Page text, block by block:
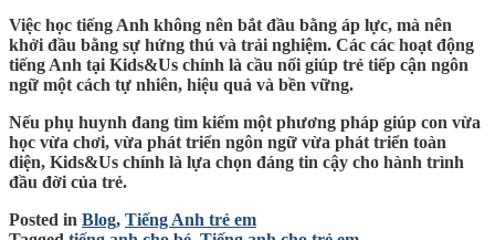
Việc học tiếng Anh không nên bắt đầu bằng áp lực, mà nên
khởi đầu bằng sự hứng thú và trải nghiệm. Các các hoạt động
tiếng Anh tại Kids&Us chính là cầu nối giúp trẻ tiếp cận ngôn
ngữ một cách tự nhiên, hiệu quả và bền vững.
Nếu phụ huynh đang tìm kiếm một phương pháp giúp con vừa
học vừa chơi, vừa phát triển ngôn ngữ vừa phát triển toàn
diện, Kids&Us chính là lựa chọn đáng tin cậy cho hành trình
đầu đời của trẻ.
Posted in Blog, Tiếng Anh trẻ em